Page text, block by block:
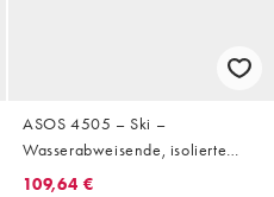
ASOS 4505 – Ski –
Wasserabweisende, isolierte
Latzhose in Schwarz
109,64 €